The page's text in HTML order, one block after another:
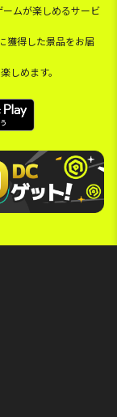
ムが楽しめるサービ
獲得した景品をお届
しめます。